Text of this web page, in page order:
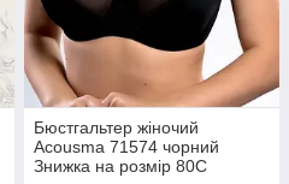
Бюстгальтер жіночий
Acousma 71574 чорний
Знижка на розмір 80С